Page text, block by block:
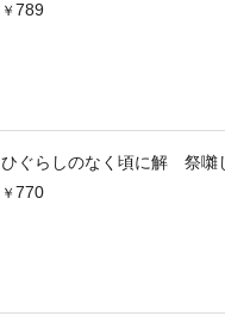
789
ひぐらしのなく頃に解 祭囃
770